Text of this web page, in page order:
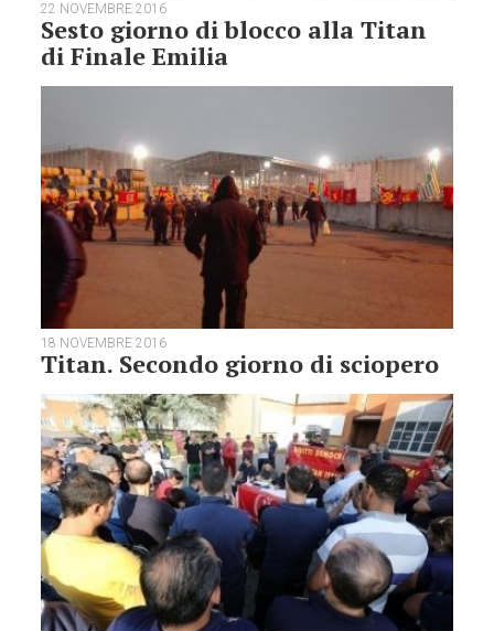
22 NOVEMBRE 2016
Sesto giorno di blocco alla Titan
di Finale Emilia
18 NOVEMBRE 2016
Titan. Secondo giorno di sciopero